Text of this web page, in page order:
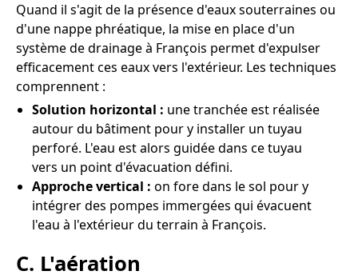
Quand il s'agit de la présence d'eaux souterraines ou
d'une nappe phréatique, la mise en place d'un
système de drainage à François permet d'expulser
efficacement ces eaux vers l'extérieur. Les techniques
comprennent :
Solution horizontal : une tranchée est réalisée
autour du bâtiment pour y installer un tuyau
perforé. L'eau est alors guidée dans ce tuyau
vers un point d'évacuation défini.
Approche vertical : on fore dans le sol pour y
intégrer des pompes immergées qui évacuent
l'eau à l'extérieur du terrain à François.
C. L'aération